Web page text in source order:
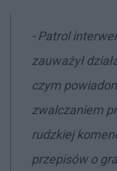
- Patrol
zauważył
czym
zwalczaniem
rudzkiej
przepisów o